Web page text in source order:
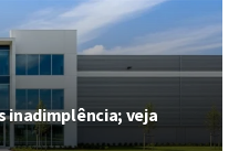
inadimplência; veja